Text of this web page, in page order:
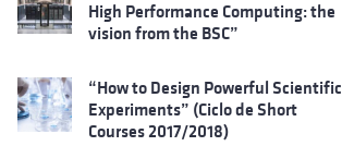
High Performance Computing: the
vision from the BSC”
“How to Design Powerful Scientific
Experiments” (Ciclo de Short
Courses 2017/2018)